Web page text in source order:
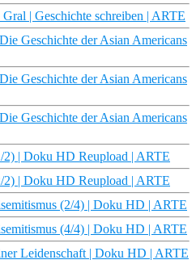
| Geschichte schreiben | ARTE
Geschichte der Asian Americans
Geschichte der Asian Americans
Geschichte der Asian Americans
2) | Doku HD Reupload | ARTE
2) | Doku HD Reupload | ARTE
(2/4) | Doku HD | ARTE
(4/4) | Doku HD | ARTE
Leidenschaft | Doku HD | ARTE